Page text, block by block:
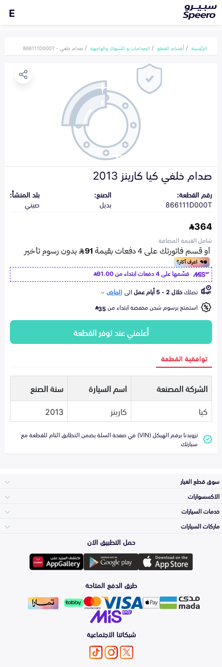
E
الرئيسية أقسام القطع الصدامات و الشبوك والواجهة صدام خلفي - 866111D000T
صدام خلفي كيا كارينز 2013
رقم القطعة:
866111D000T
الصنع:
بديل
بلد المنشأ:
صيني
364
شامل القيمة المضافة
قسّمها على 4 دفعات ابتداء من
91.00
تصلكخلال 2 - 5 أيام عمل الى الرياض
استمتع برسوم شحن مخفضة ابتداء من35
أعلمني عند توفر القطعة
توافقية القطعة
الشركة المصنعة اسم السيارة
سنة الصنع
كيا
كارينز 2013
تزويدنا برقم الهيكل (VIN) في صفحة السلة يضمن التطابق التام للقطعة مع
سيارتك
سوق قطع الغيار
المكائن، القيرات
وملحقاتها
الشمعات
والاصطبات (الاضاءة)
الفرامل والأقمشة
الاكسسوارات
لوازم الرحلات
اكسسوارات العناية
الزيوت و السوائل
خدمات السيارات
الأكثر مبيعاً
التلميع والعناية
اصلاح الطلاء
ماركات السيارات
تويوتا
هيونداي
كيا
حمل التطبيق الان
طرق الدفع المتاحة
شبكاتنا الاجتماعية